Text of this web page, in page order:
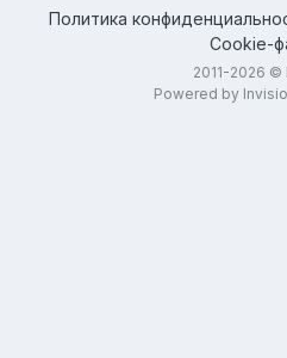
Политика
Cookie-
2011-2026 ©
Powered by